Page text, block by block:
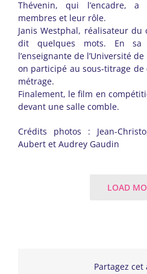
Thévenin, qui l’encadre, a
membres et leur rôle.
Janis Westphal, réalisateur du
dit quelques mots. En sa
l’enseignante de l’Université
on participé au sous-titrage de
métrage.
Finalement, le film en
devant une salle comble.
Crédits photos : Jean-
Aubert et Audrey Gaudin
LOAD
Partagez cet